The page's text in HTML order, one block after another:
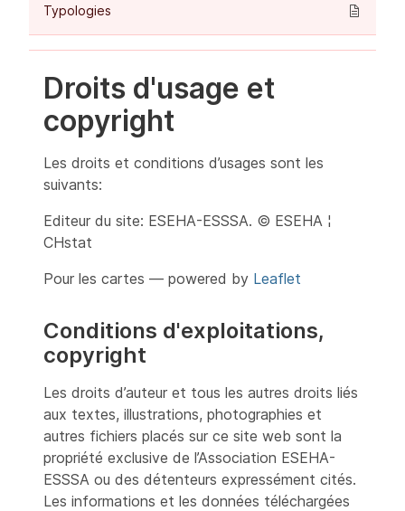
Typologies
Droits d'usage et
copyright
Les droits et conditions d’usages sont les
suivants:
Editeur du site: ESEHA-ESSSA. © ESEHA ¦
CHstat
Pour les cartes — powered by Leaflet
Conditions d'exploitations,
copyright
Les droits d’auteur et tous les autres droits liés
aux textes, illustrations, photographies et
autres fichiers placés sur ce site web sont la
propriété exclusive de l’Association ESEHA-
ESSSA ou des détenteurs expressément cités.
Les informations et les données téléchargées